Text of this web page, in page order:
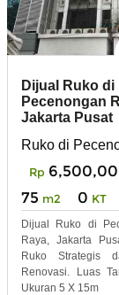
Dijual Ruko di
Pecenongan
Jakarta Pusat
Ruko di
Rp
75 m2 0 KT
Dijual Ruko di
Raya, Jakarta
Ruko Strategis
Renovasi. Luas
Ukuran 5 X 15m